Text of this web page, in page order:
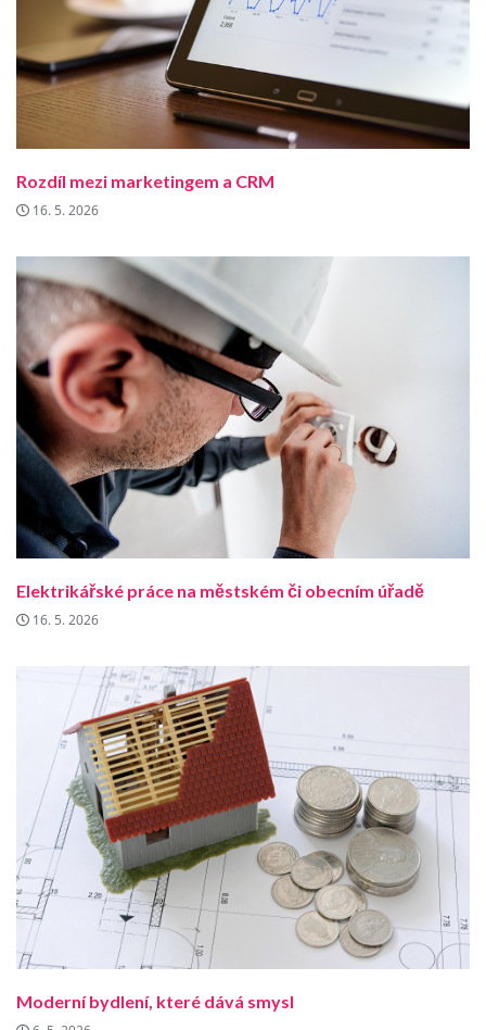
Rozdíl mezi marketingem a CRM
16. 5. 2026
Elektrikářské práce na městském či obecním úřadě
16. 5. 2026
Moderní bydlení, které dává smysl